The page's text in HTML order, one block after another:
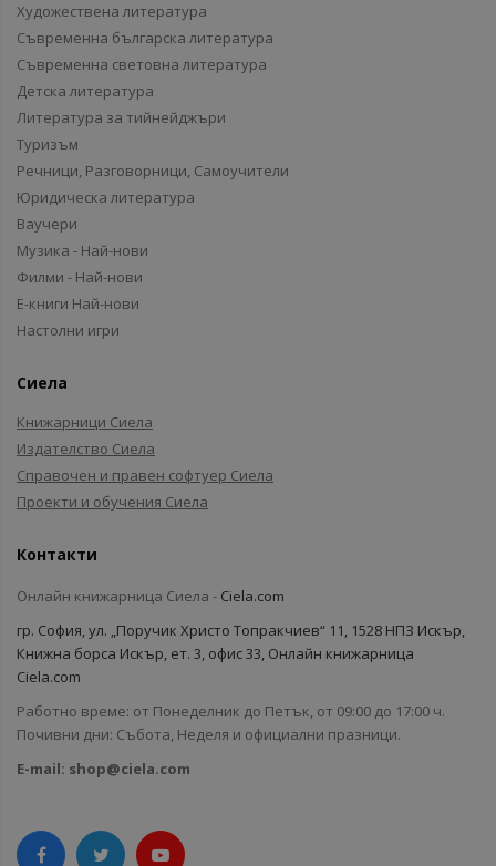
Художествена литература
Съвременна българска литература
Съвременна световна литература
Детска литература
Литература за тийнейджъри
Туризъм
Речници, Разговорници, Самоучители
Юридическа литература
Ваучери
Музика - Най-нови
Филми - Най-нови
Е-книги Най-нови
Настолни игри
Сиела
Книжарници Сиела
Издателство Сиела
Справочен и правен софтуер Сиела
Проекти и обучения Сиела
Контакти
Онлайн книжарница Сиела - Ciela.com
гр. София, ул. „Поручик Христо Топракчиев“ 11, 1528 НПЗ Искър,
Книжна борса Искър, ет. 3, офис 33, Онлайн книжарница
Ciela.com
Работно време: от Понеделник до Петък, от 09:00 до 17:00 ч.
Почивни дни: Събота, Неделя и официални празници.
E-mail: shop@ciela.com